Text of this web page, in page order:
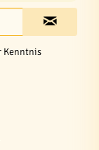
Kenntnis